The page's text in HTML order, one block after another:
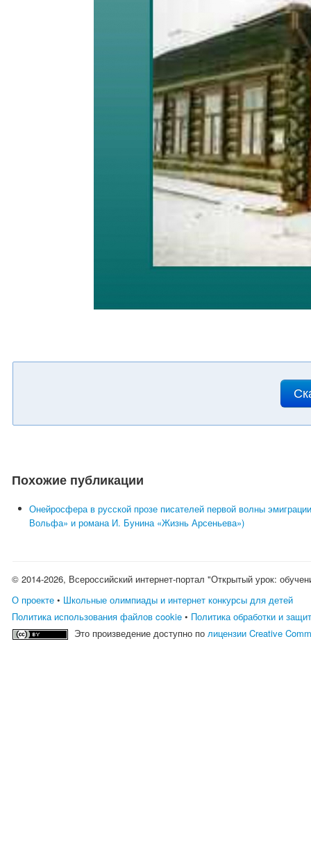
Похожие публикации
Онейросфера в русской прозе писателей первой волны
Вольфа» и романа И. Бунина «Жизнь Арсеньева»)
© 2014-2026, Всероссийский интернет-портал "Открытый урок:
О проекте • Школьные олимпиады и интернет конкурсы для детей
Политика использования файлов cookie • Политика обработки и
Это произведение доступно полицензии Creative